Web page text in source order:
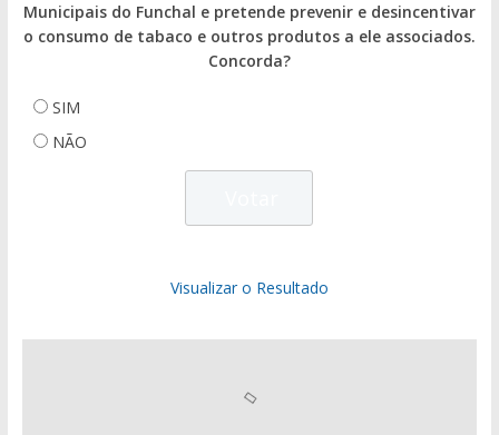
Municipais do Funchal e pretende prevenir e desincentivar
o consumo de tabaco e outros produtos a ele associados.
Concorda?
SIM
NÃO
Visualizar o Resultado